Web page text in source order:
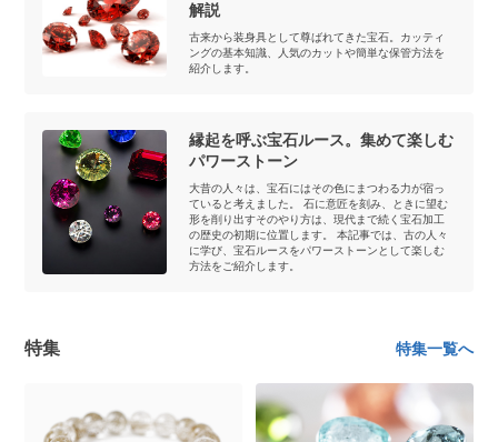
解説
古来から装身具として尊ばれてきた宝石。カッティ
ングの基本知識、人気のカットや簡単な保管方法を
紹介します。
縁起を呼ぶ宝石ルース。集めて楽しむ
パワーストーン
大昔の人々は、宝石にはその色にまつわる力が宿っ
ていると考えました。 石に意匠を刻み、ときに望む
形を削り出すそのやり方は、現代まで続く宝石加工
の歴史の初期に位置します。 本記事では、古の人々
に学び、宝石ルースをパワーストーンとして楽しむ
方法をご紹介します。
特集 特集一覧へ